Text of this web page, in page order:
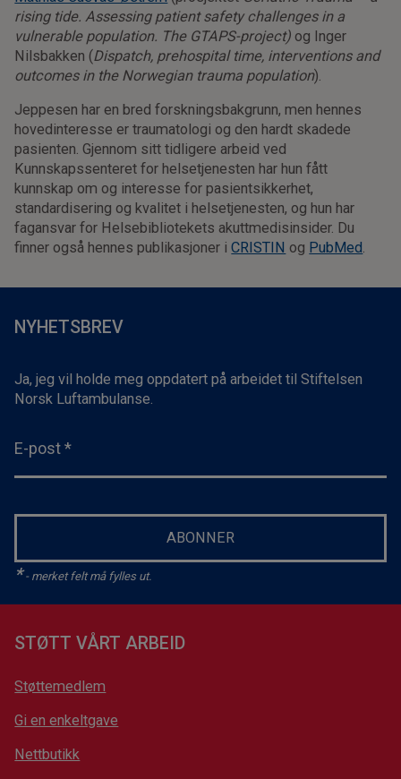
rising tide. Assessing patient safety challenges in a
vulnerable population. The GTAPS-project)og Inger
Nilsbakken (Dispatch, prehospital time, interventions and
outcomes in the Norwegian trauma population).
Jeppesen har en bred forskningsbakgrunn, men hennes
hovedinteresse er traumatologi og den hardt skadede
pasienten. Gjennom sitt tidligere arbeid ved
Kunnskapssenteret for helsetjenesten har hun fått
kunnskap om og interesse for pasientsikkerhet,
standardisering og kvalitet i helsetjenesten, og hun har
fagansvar for Helsebibliotekets akuttmedisinsider. Du
finner også hennes publikasjoner iCRISTIN og PubMed.
NYHETSBREV
Ja, jeg vil holde meg oppdatert på arbeidet til Stiftelsen
Norsk Luftambulanse.
E-post *
ABONNER
*- merket felt må fylles ut.
STØTT VÅRT ARBEID
Støttemedlem
Gi en enkeltgave
Nettbutikk